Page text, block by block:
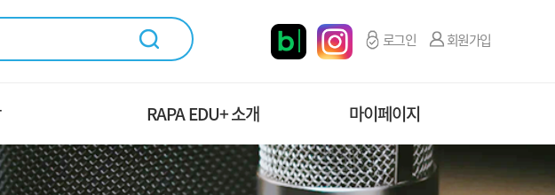
로그인 회원가입
내
RAPA EDU+ 소개
조직도 및 연락처
마이페이지
마이페이지 메인